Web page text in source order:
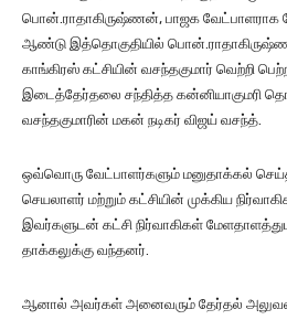
பொன்.ராதாகிருஷ்ணன், பாஜக வேட்பாளராக
ஆண்டு இத்தொகுதியில்
காங்கிரஸ் கட்சியின் வசந்தகுமார் வெற்றி
இடைத்தேர்தலை சந்தித்த கன்னியாகுமரி
வசந்தகுமாரின் மகன் நடிகர் விஜய் வசந்த்.
ஒவ்வொரு வேட்பாளர்களும் மனுதாக்கல்
செயலாளர் மற்றும் கட்சியின் முக்கிய
இவர்களுடன் கட்சி நிர்வாகிகள்
தாக்கலுக்கு வந்தனர்.
ஆனால் அவர்கள் அனைவரும் தேர்தல்